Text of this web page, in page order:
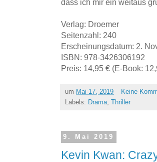
dass ich mir ein weitaus
Verlag: Droemer
Seitenzahl: 240
Erscheinungsdatum: 2.
ISBN: 978-3426306192
Preis: 14,95 € (E-Book:
um Mai 17, 2019
Keine
Labels: Drama, Thriller
9. Mai 2019
Kevin Kwan: